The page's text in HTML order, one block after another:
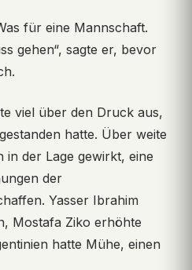
für eine Mannschaft.
gehen“, sagte er, bevor
viel über den Druck aus,
hatte. Über weite
in der Lage gewirkt, eine
der
Yasser Ibrahim
Mostafa Ziko erhöhte
hatte Mühe, einen